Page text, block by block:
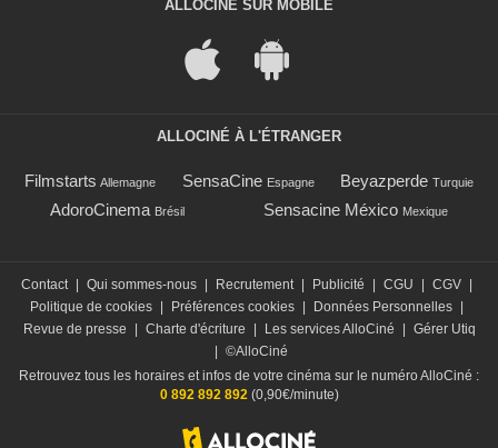
ALLOCINÉ SUR MOBILE
ALLOCINÉ À L'ÉTRANGER
Filmstarts Allemagne SensaCine Espagne Beyazperde Turquie
AdoroCinema Brésil Sensacine México Mexique
Contact Qui sommes-nous Recrutement Publicité CGU CGV
Politique de cookies
Préférences cookies Données Personnelles
Revue de presse
Charte d'écriture Les services AlloCiné
Gérer Utiq
©AlloCiné
Retrouvez tous les horaires et infos de votre cinéma sur le numéro AlloCiné :
0 892 892 892(0,90€/minute)